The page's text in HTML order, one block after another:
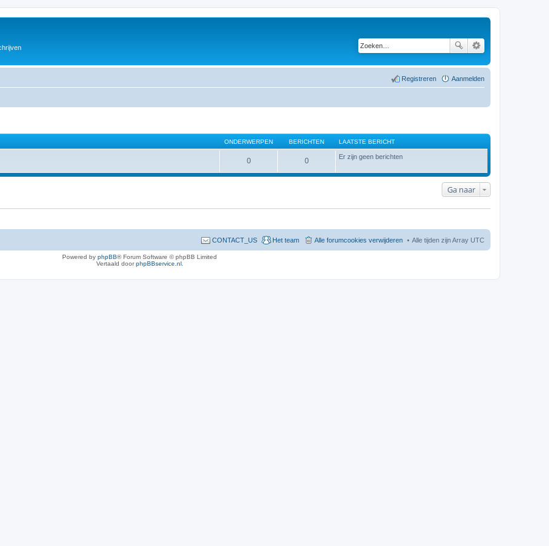
Aanmelden
Registreren
ONDERWERPEN BERICHTEN LAATSTE BERICHT
0 0 Er zijn geen berichten
Ga naar
Alle tijden zijn Array UTC
Alle forumcookies verwijderen
Het team
CONTACT_US
Powered by phpBB® Forum Software © phpBB Limited
Vertaald doorphpBBservice.nl.